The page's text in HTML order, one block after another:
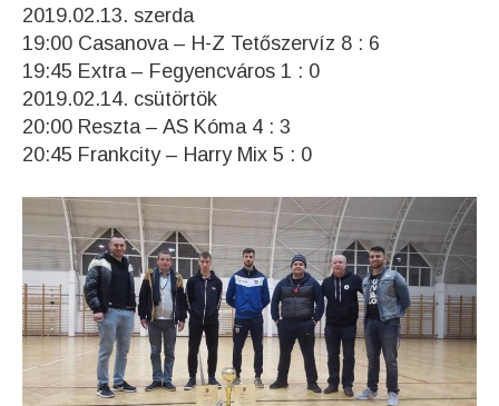
2019.02.13. szerda
19:00 Casanova – H-Z Tetőszervíz 8 : 6
19:45 Extra – Fegyencváros 1 : 0
2019.02.14. csütörtök
20:00 Reszta – AS Kóma 4 : 3
20:45 Frankcity – Harry Mix 5 : 0